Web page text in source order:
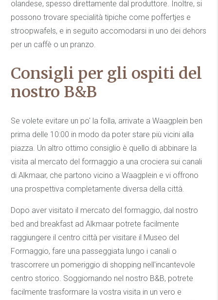
olandese, spesso direttamente dal produttore. Inoltre, si
possono trovare specialità tipiche come poffertjes e
stroopwafels, e in seguito accomodarsi in uno dei dehors
per un caffè o un pranzo.
Consigli per gli ospiti del
nostro B&B
Se volete evitare un po' la folla, arrivate a Waagplein ben
prima delle 10:00 in modo da poter stare più vicini alla
piazza. Un altro ottimo consiglio è quello di abbinare la
visita al mercato del formaggio a una crociera sui canali
di Alkmaar, che partono vicino a Waagplein e vi offrono
una prospettiva completamente diversa della città.
Dopo aver visitato il mercato del formaggio, dal nostro
bed and breakfast ad Alkmaar potrete facilmente
raggiungere il centro città per visitare il Museo del
Formaggio, fare una passeggiata lungo i canali o
trascorrere un pomeriggio di shopping nell'incantevole
centro storico. Soggiornando nel nostro B&B, potrete
facilmente trasformare la vostra visita in un vero e